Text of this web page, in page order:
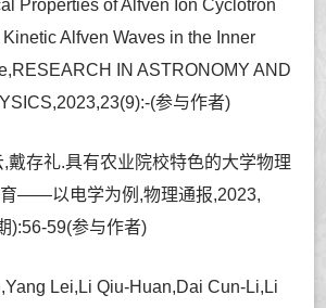
Properties of Alfven Ion Cyclotron
Alfven Waves in the Inner
IN ASTRONOMY AND
(参与作者)
戴存礼.具有农业院校特色的大学物理
——以电学为例,物理通报,2023,
):56-59(参与作者)
Lei,Li Qiu-Huan,Dai Cun-Li,Li